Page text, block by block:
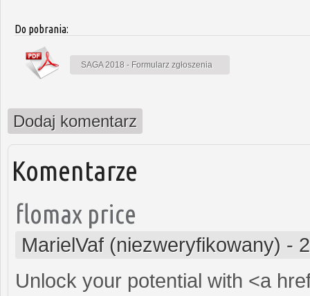
Do pobrania:
SAGA 2018 - Formularz zgłoszenia
Dodaj komentarz
Komentarze
flomax price
MarielVaf (niezweryfikowany) -
Unlock your potential with <a